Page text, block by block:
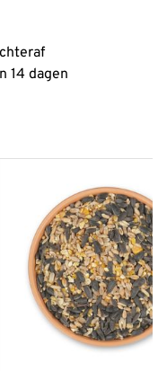
14 dagen